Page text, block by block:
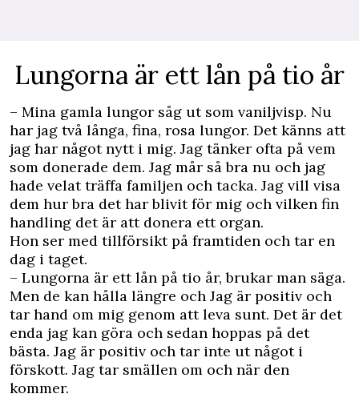
Lungorna är ett lån på tio år
– Mina gamla lungor såg ut som vaniljvisp. Nu
har jag två långa, fina, rosa lungor. Det känns att
jag har något nytt i mig. Jag tänker ofta på vem
som donerade dem. Jag mår så bra nu och jag
hade velat träffa familjen och tacka. Jag vill visa
dem hur bra det har blivit för mig och vilken fin
handling det är att donera ett organ.
Hon ser med tillförsikt på framtiden och tar en
dag i taget.
– Lungorna är ett lån på tio år, brukar man säga.
Men de kan hålla längre och Jag är positiv och
tar hand om mig genom att leva sunt. Det är det
enda jag kan göra och sedan hoppas på det
bästa. Jag är positiv och tar inte ut något i
förskott. Jag tar smällen om och när den
kommer.